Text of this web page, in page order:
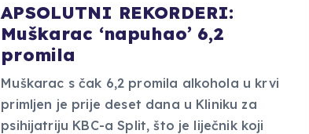
APSOLUTNI REKORDERI:
Muškarac ‘napuhao’ 6,2
promila
Muškarac s čak 6,2 promila alkohola u krvi
primljen je prije deset dana u Kliniku za
psihijatriju KBC-a Split, što je liječnik koji